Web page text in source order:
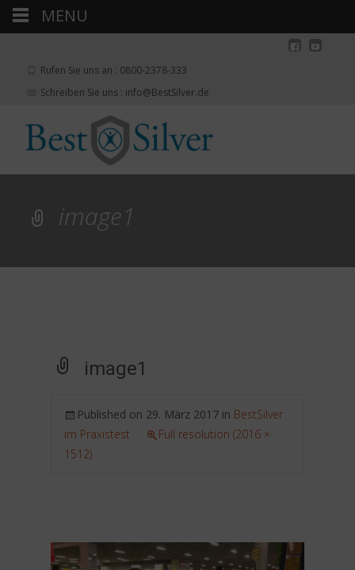
Rufen Sie uns an : 0800-2378-333
Schreiben Sie uns : info@BestSilver.de
image1
image1
Published on 29. März 2017 in BestSilver
im Praxistest
Full resolution (2016 ×
1512)
MENU